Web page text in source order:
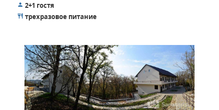
2+1 гостя
трехразовое питание